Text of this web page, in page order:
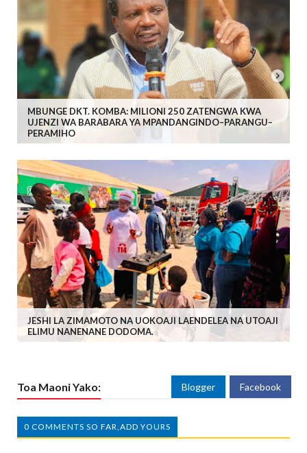
MBUNGE DKT. KOMBA: MILIONI 250 ZATENGWA KWA
UJENZI WA BARABARA YA MPANDANGINDO–PARANGU–
PERAMIHO
JESHI LA ZIMAMOTO NA UOKOAJI LAENDELEA NA UTOAJI
ELIMU NANENANE DODOMA.
Toa Maoni Yako: Blogger Facebook
0 COMMENTS SO FAR,ADD YOURS